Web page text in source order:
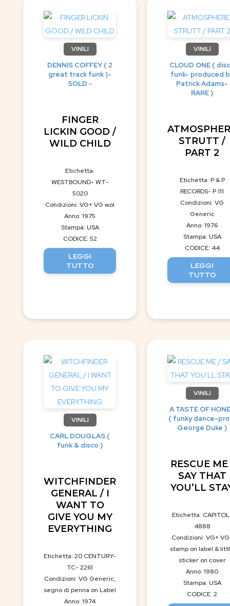
VINILI
DENNIS COFFEY ( 2
great track funk )-
SOLD -
FINGER
LICKIN GOOD /
WILD CHILD
Etichetta:
WESTBOUND- WT-
5020
Condizioni: VG+ VG wol
Anno: 1975
Stampa: USA
CODICE: 52
LEGGI
TUTTO
VINILI
CLOUD ONE (
funk- produced
Patrick Adams-
RARE )
STRUTT /
PART 2
Etichetta: P & P
RECORDS- P 111
Condizioni: VG
Generic
Anno: 1976
Stampa: USA
CODICE: 44
LEGGI
TUTTO
VINILI
CARL DOUGLAS (
funk & disco )
WITCHFINDER
GENERAL / I
WANT TO
GIVE YOU MY
EVERYTHING
Etichetta: 20 CENTURY-
TC- 2261
Condizioni: VG Generic,
segno di penna on Label
Anno: 1974
VINILI
A TASTE OF
( funky dance-
George Duke )
RESCUE
SAY THAT
YOU’LL
Etichetta:
4888
Condizioni: VG+
stamp on label &
sticker on cover
Anno: 1980
Stampa: USA
CODICE: 2